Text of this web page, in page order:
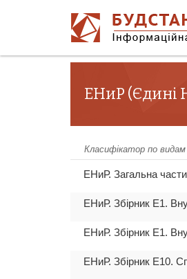
ЕНиР (Єдині
Класифікатор по
ЕНиР. Загальна
ЕНиР. Збірник Е1.
ЕНиР. Збірник Е1.
ЕНиР. Збірник Е10.